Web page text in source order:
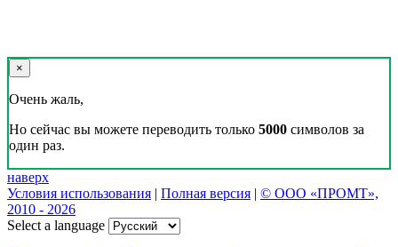
×
Очень жаль,
Но сейчас вы можете переводить только 5000 символов за
один раз.
наверх
Условия использования | Полная версия | © ООО «ПРОМТ»,
2010 - 2026
Select a language